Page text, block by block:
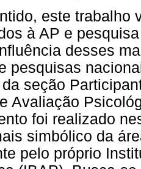
este trabalho
à AP e
desses
pesquisas
seção
Avaliação
foi realizado
simbólico da
pelo próprio